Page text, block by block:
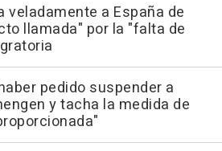
veladamente a España de
llamada" por la "falta de
pedido suspender a
y tacha la medida de